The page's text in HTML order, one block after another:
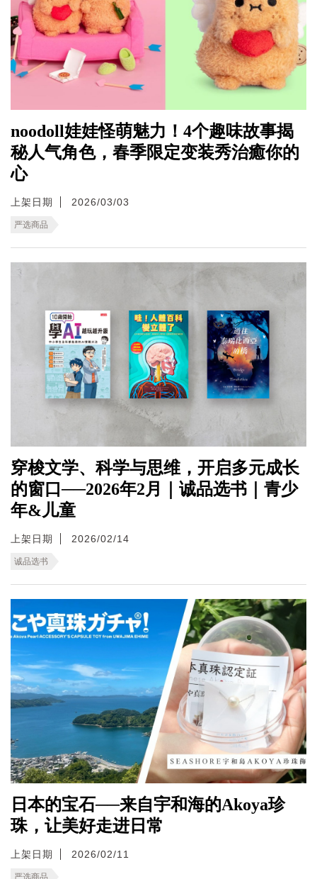
noodoll娃娃怪萌魅力！4个趣味故事揭
秘人气角色，春季限定变装秀治癒你的
心
上架日期 2026/03/03
严选商品
穿梭文学、科学与思维，开启多元成长
的窗口──2026年2月｜诚品选书｜青少
年&儿童
上架日期 2026/02/14
诚品选书
日本的宝石──来自宇和海的Akoya珍
珠，让美好走进日常
上架日期 2026/02/11
严选商品